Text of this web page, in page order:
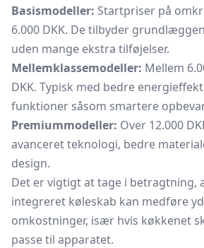
Basismodeller: Startpriser på
6.000 DKK. De tilbyder
uden mange ekstra tilføjelser.
Mellemklassemodeller: Mellem
DKK. Typisk med bedre
funktioner såsom smartere
Premiummodeller: Over 12.000
avanceret teknologi, bedre
design.
Det er vigtigt at tage i betragtning,
integreret køleskab kan medføre
omkostninger, især hvis køkkenet
passe til apparatet.